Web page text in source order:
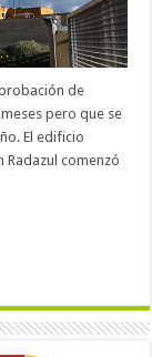
de
pero que se
El edificio
Radazul comenzó